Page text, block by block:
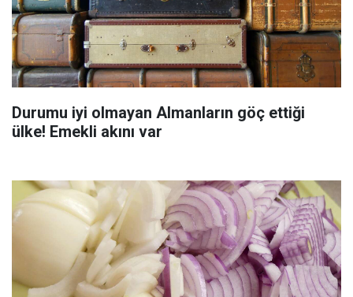
Durumu iyi olmayan Almanların göç ettiği
ülke! Emekli akını var